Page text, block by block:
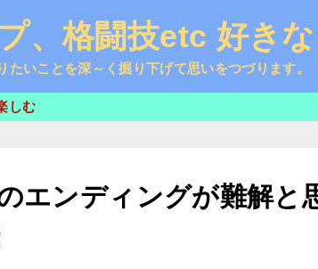
、格闘技etc 好き
いことを深～く掘り下げて思いをつづります。
しむ
エンディングが難解と